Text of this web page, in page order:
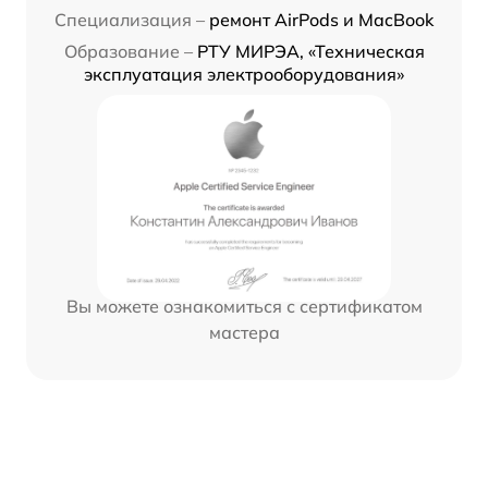
Специализация – ремонт AirPods и MacBook
Образование – РТУ МИРЭА, «Техническая
эксплуатация электрооборудования»
Вы можете ознакомиться с сертификатом
мастера